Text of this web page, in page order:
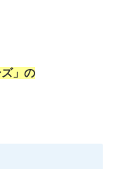
」の